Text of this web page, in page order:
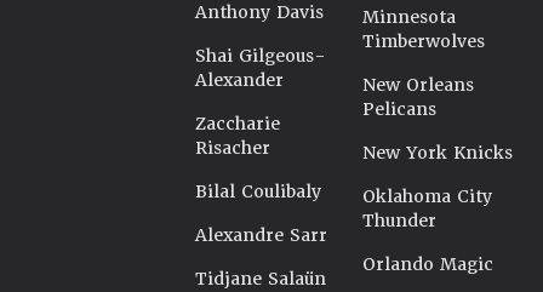
Anthony Davis
Shai Gilgeous-
Alexander
Zaccharie
Risacher
Bilal Coulibaly
Alexandre Sarr
Tidjane Salaün
Minnesota
Timberwolves
New Orleans
Pelicans
New York Knicks
Oklahoma City
Thunder
Orlando Magic